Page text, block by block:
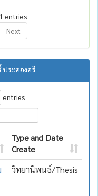
entries
Next
ประคองศรี
entries
Type and Date
Create
วิทยานิพนธ์/Thesis